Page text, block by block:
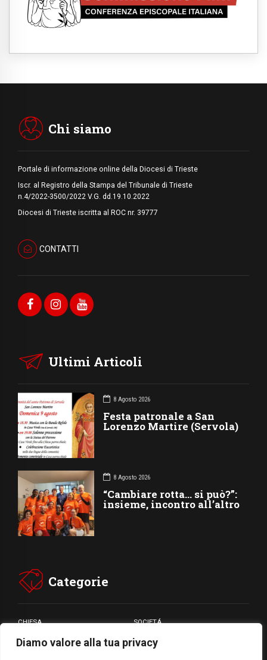
Diamo valore alla tua privacy
07.08.2026
Italia, Antigone: carceri al limite della
Parolin conclude il viaggio in Messico: "La
Chi siamo
Portale di informazione online della Diocesi di Trieste
Iscr. al Registro della Stampa del Tribunale di Trieste
n.4/2022-3500/2022 V.G. dd.19.10.2022
Diocesi di Trieste iscritta al ROC nr. 39777
CONTATTI
Ultimi Articoli
8 Agosto 2026
Festa patronale a San
Lorenzo Martire (Servola)
8 Agosto 2026
“Cambiare rotta… si può?”:
insieme, incontro all’altro
Categorie
CHIESA SOCIETÁ
CARITÁ GIUBILEO